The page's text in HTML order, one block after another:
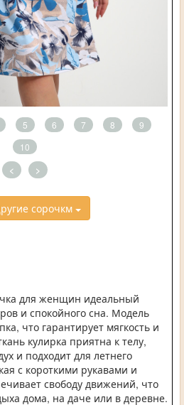
5 6 7 8
9
10
< >
сорочкм
для женщин идеальный
и спокойного сна. Модель
что гарантирует мягкость и
кулирка приятна к телу,
и подходит для летнего
с короткими рукавами и
свободу движений, что
дома, на даче или в деревне.